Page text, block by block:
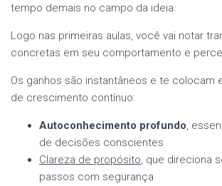
tempo demais no campo da ideia.
Logo nas primeiras aulas, você vai notar
concretas em seu comportamento e
Os ganhos são instantâneos e te colocam
de crescimento contínuo:
Autoconhecimento profundo,
de decisões conscientes
Clareza de propósito, que direciona
passos com segurança